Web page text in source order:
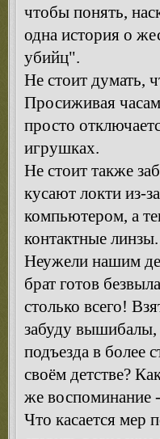
чтобы понять,
одна история о
убийц".
Не стоит думать,
Просиживая
просто
игрушках.
Не стоит также
кусают локти из-
компьютером, а
контактные линзы.
Неужели нашим
брат готов
столько всего!
забуду вышибалы,
подъезда в более
своём детстве?
же воспоминание
Что касается мер